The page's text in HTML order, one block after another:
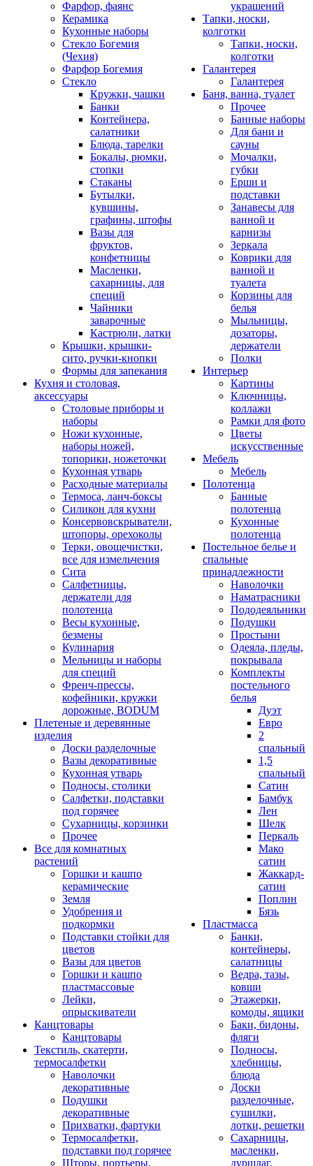
Фарфор, фаянс
Керамика
Кухонные наборы
Стекло Богемия
(Чехия)
Фарфор Богемия
Стекло
Кружки, чашки
Банки
Контейнера,
салатники
Блюда, тарелки
Бокалы, рюмки,
стопки
Стаканы
Бутылки,
кувшины,
графины, штофы
Вазы для
фруктов,
конфетницы
Масленки,
сахарницы, для
специй
Чайники
заварочные
Кастрюли, латки
Крышки, крышки-
сито, ручки-кнопки
Формы для запекания
Кухня и столовая,
аксессуары
Столовые приборы и
наборы
Ножи кухонные,
наборы ножей,
топорики, ножеточки
Кухонная утварь
Расходные материалы
Термоса, ланч-боксы
Силикон для кухни
Консервовскрыватели,
штопоры, орехоколы
Терки, овощечистки,
все для измельчения
Сита
Салфетницы,
держатели для
полотенца
Весы кухонные,
безмены
Кулинария
Мельницы и наборы
для специй
Френч-прессы,
кофейники, кружки
дорожные, BODUM
Плетеные и деревянные
изделия
Доски разделочные
Вазы декоративные
Кухонная утварь
Подносы, столики
Салфетки, подставки
под горячее
Сухарницы, корзинки
Прочее
Все для комнатных
растений
Горшки и кашпо
керамические
Земля
Удобрения и
подкормки
Подставки стойки для
цветов
Вазы для цветов
Горшки и кашпо
пластмассовые
Лейки,
опрыскиватели
Канцтовары
Канцтовары
Текстиль, скатерти,
термосалфетки
Наволочки
декоративные
Подушки
декоративные
Прихватки, фартуки
Термосалфетки,
подставки под горячее
Шторы, портьеры,
украшений
Тапки, носки,
колготки
Тапки, носки,
колготки
Галантерея
Галантерея
Баня, ванна, туалет
Прочее
Банные наборы
Для бани и
сауны
Мочалки,
губки
Ерши и
подставки
Занавесы для
ванной и
карнизы
Зеркала
Коврики для
ванной и
туалета
Корзины для
белья
Мыльницы,
дозаторы,
держатели
Полки
Интерьер
Картины
Ключницы,
коллажи
Рамки для фото
Цветы
искусственные
Мебель
Мебель
Полотенца
Банные
полотенца
Кухонные
полотенца
Постельное белье и
спальные
принадлежности
Наволочки
Наматрасники
Пододеяльники
Подушки
Простыни
Одеяла, пледы,
покрывала
Комплекты
постельного
белья
Дуэт
Евро
2
спальный
1,5
спальный
Сатин
Бамбук
Лен
Шелк
Перкаль
Мако
сатин
Жаккард-
сатин
Поплин
Бязь
Пластмасса
Банки,
контейнеры,
салатницы
Ведра, тазы,
ковши
Этажерки,
комоды, ящики
Баки, бидоны,
фляги
Подносы,
хлебницы,
блюда
Доски
разделочные,
сушилки,
лотки, решетки
Сахарницы,
масленки,
дуршлаг,